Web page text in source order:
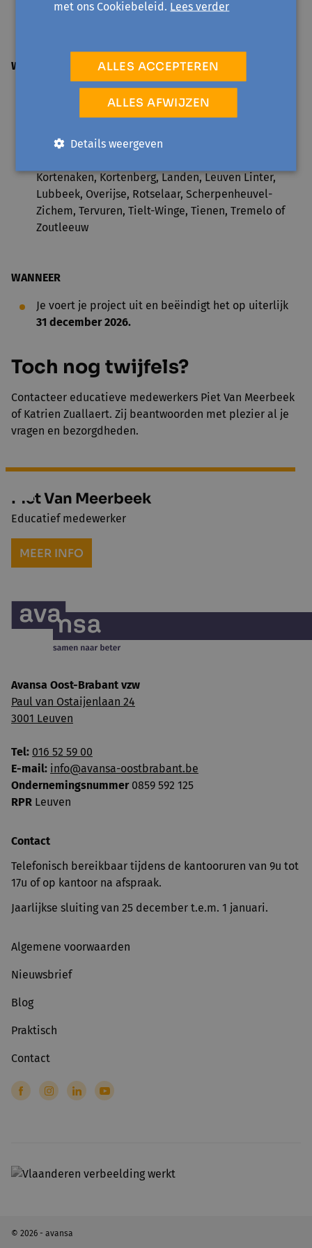
WAAR
Aarschot, Begijnendijk, Bekkevoort, Bertem,
Geetbets, Glabbeek, Haacht, Herent, Hoegaarden,
Kortenaken, Kortenberg, Landen, Leuven Linter,
Lubbeek, Overijse, Rotselaar, Scherpenheuvel-
Zichem, Tervuren, Tielt-Winge, Tienen, Tremelo of
Zoutleeuw
WANNEER
Je voert je project uit en beëindigt het op uiterlijk
31 december 2026.
Toch nog twijfels?
Contacteer educatieve medewerkers Piet Van Meerbeek
of Katrien Zuallaert. Zij beantwoorden met plezier al je
vragen en bezorgdheden.
Piet Van Meerbeek
Educatief medewerker
MEER INFO
Avansa Oost-Brabant vzw
Paul van Ostaijenlaan 24
3001 Leuven
Tel: 016 52 59 00
E-mail: info@avansa-oostbrabant.be
Ondernemingsnummer0859 592 125
RPR Leuven
Contact
Telefonisch bereikbaar tijdens de kantooruren van 9u tot
17u of op kantoor na afspraak.
Jaarlijkse sluiting van 25 december t.e.m. 1 januari.
Algemene voorwaarden
Nieuwsbrief
Blog
Praktisch
Contact
© 2026 - avansa
met ons Cookiebeleid. Lees verder
ALLES ACCEPTEREN
ALLES AFWIJZEN
Details weergeven